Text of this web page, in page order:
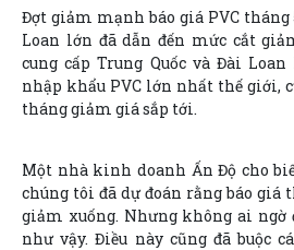
Đợt giảm mạnh báo giá PVC tháng
Loan lớn đã dẫn đến mức cắt
cung cấp Trung Quốc và Đài
nhập khẩu PVC lớn nhất thế giới,
tháng giảm giá sắp tới.
Một nhà kinh doanh Ấn Độ cho
chúng tôi đã dự đoán rằng báo giá
giảm xuống. Nhưng không ai
như vậy. Điều này cũng đã buộc